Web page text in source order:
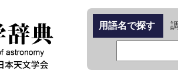
用語名で探す